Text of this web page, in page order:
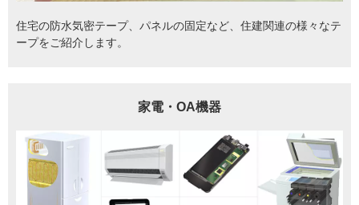
住宅の防水気密テープ、パネルの固定など、住建関連の様々なテ
ープをご紹介します。
家電・OA機器